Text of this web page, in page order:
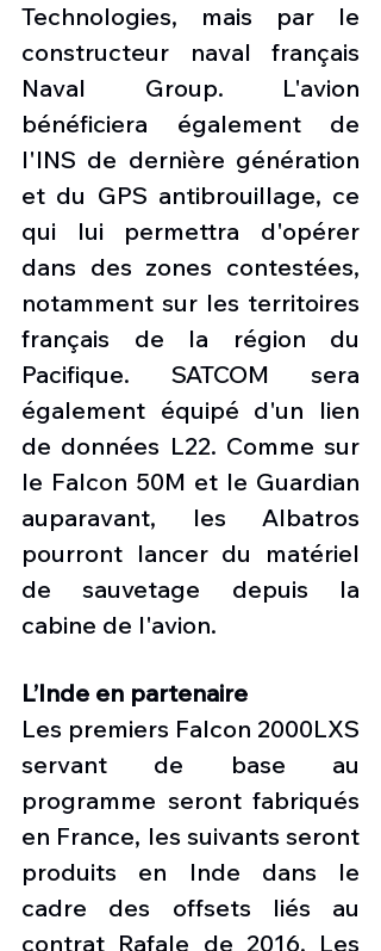
Technologies, mais par le
constructeur naval français
Naval Group. L'avion
bénéficiera également de
l'INS de dernière génération
et du GPS antibrouillage, ce
qui lui permettra d'opérer
dans des zones contestées,
notamment sur les territoires
français de la région du
Pacifique. SATCOM sera
également équipé d'un lien
de données L22. Comme sur
le Falcon 50M et le Guardian
auparavant, les Albatros
pourront lancer du matériel
de sauvetage depuis la
cabine de l'avion.
L’Inde en partenaire
Les premiers Falcon 2000LXS
servant de base au
programme seront fabriqués
en France, les suivants seront
produits en Inde dans le
cadre des offsets liés au
contrat Rafale de 2016. Les